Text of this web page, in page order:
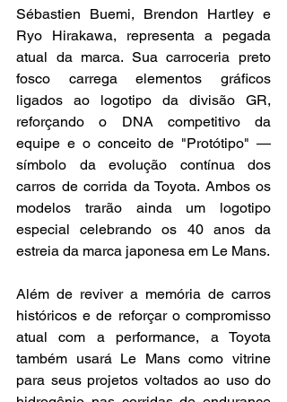
Sébastien Buemi, Brendon Hartley e
Ryo Hirakawa, representa a pegada
atual da marca. Sua carroceria preto
fosco carrega elementos gráficos
ligados ao logotipo da divisão GR,
reforçando o DNA competitivo da
equipe e o conceito de "Protótipo" —
símbolo da evolução contínua dos
carros de corrida da Toyota. Ambos os
modelos trarão ainda um logotipo
especial celebrando os 40 anos da
estreia da marca japonesa em Le Mans.
Além de reviver a memória de carros
históricos e de reforçar o compromisso
atual com a performance, a Toyota
também usará Le Mans como vitrine
para seus projetos voltados ao uso do